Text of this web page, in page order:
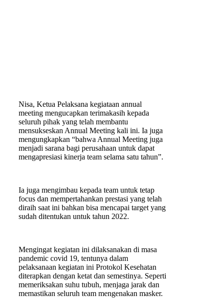
Nisa, Ketua Pelaksana kegiataan annual
meeting mengucapkan terimakasih kepada
seluruh pihak yang telah membantu
mensukseskan Annual Meeting kali ini. Ia juga
mengungkapkan “bahwa Annual Meeting juga
menjadi sarana bagi perusahaan untuk dapat
mengapresiasi kinerja team selama satu tahun”.
Ia juga mengimbau kepada team untuk tetap
focus dan mempertahankan prestasi yang telah
diraih saat ini bahkan bisa mencapai target yang
sudah ditentukan untuk tahun 2022.
Mengingat kegiatan ini dilaksanakan di masa
pandemic covid 19, tentunya dalam
pelaksanaan kegiatan ini Protokol Kesehatan
diterapkan dengan ketat dan semestinya. Seperti
memeriksakan suhu tubuh, menjaga jarak dan
memastikan seluruh team mengenakan masker.